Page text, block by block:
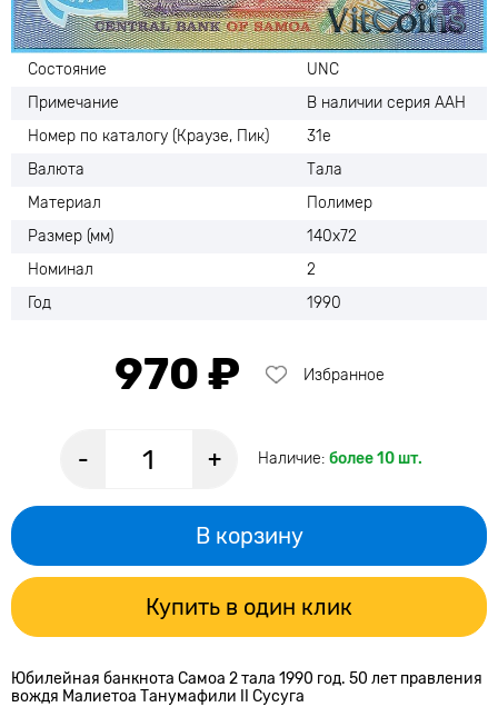
Состояние
UNC
Примечание
В наличии серия ААН
Номер по каталогу (Краузе, Пик)
31е
Валюта
Тала
Материал
Полимер
Размер (мм)
140х72
Номинал
2
Год
1990
970 ₽ Избранное
- + Наличие: более 10 шт.
В корзину
Купить в один клик
Юбилейная банкнота Самоа 2 тала 1990 год. 50 лет правления
вождя Малиетоа Танумафили II Сусуга